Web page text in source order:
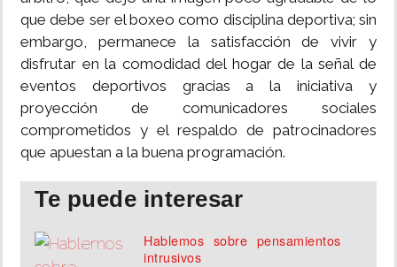
que debe ser el boxeo como disciplina deportiva; sin
embargo, permanece la satisfacción de vivir y
disfrutar en la comodidad del hogar de la señal de
eventos deportivos gracias a la iniciativa y
proyección de comunicadores sociales
comprometidos y el respaldo de patrocinadores
que apuestan a la buena programación.
Te puede interesar
Hablemos sobre pensamientos
intrusivos